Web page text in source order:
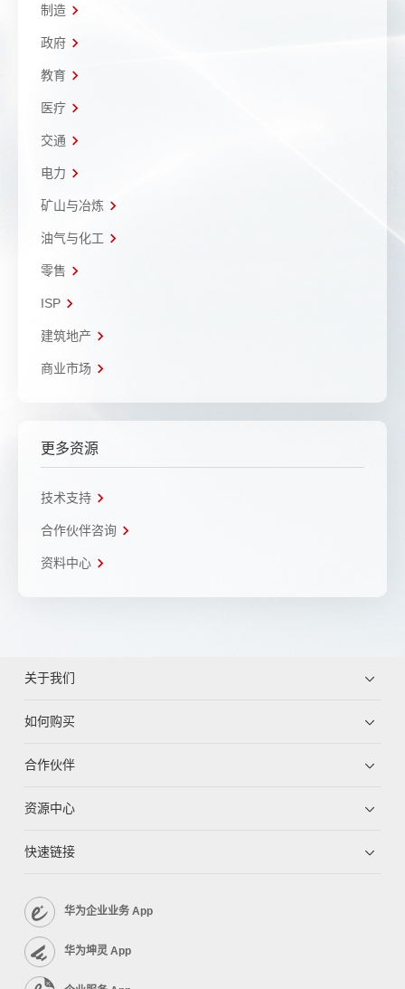
制造
政府
教育
医疗
交通
电力
矿山与冶炼
油气与化工
零售
ISP
建筑地产
商业市场
更多资源
技术支持
合作伙伴咨询
资料中心
关于我们
如何购买
合作伙伴
资源中心
快速链接
华为企业业务 App
华为坤灵 App